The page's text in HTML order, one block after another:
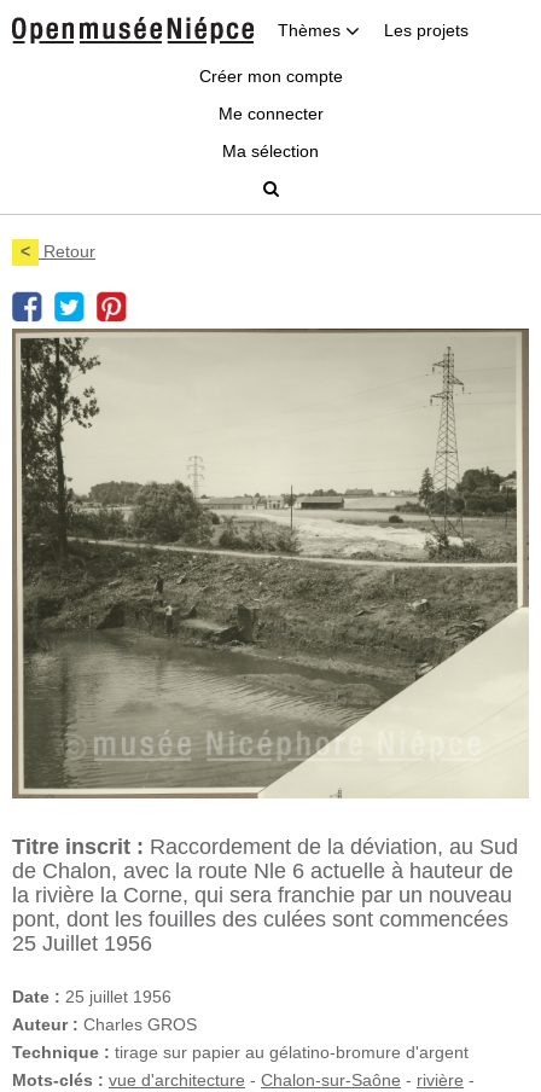
Thèmes Les projets
Créer mon compte
Me connecter
Ma sélection
< Retour
Titre inscrit : Raccordement de la déviation, au Sud
de Chalon, avec la route Nle 6 actuelle à hauteur de
la rivière la Corne, qui sera franchie par un nouveau
pont, dont les fouilles des culées sont commencées
25 Juillet 1956
Date : 25 juillet 1956
Auteur : Charles GROS
Technique : tirage sur papier au gélatino-bromure d'argent
Mots-clés : vue d'architecture - Chalon-sur-Saône - rivière -